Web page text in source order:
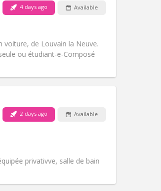
4 days ago Available
voiture, de Louvain la Neuve.
ou étudiant-e-Composé
Calm
2 days ago Available
privativve, salle de bain